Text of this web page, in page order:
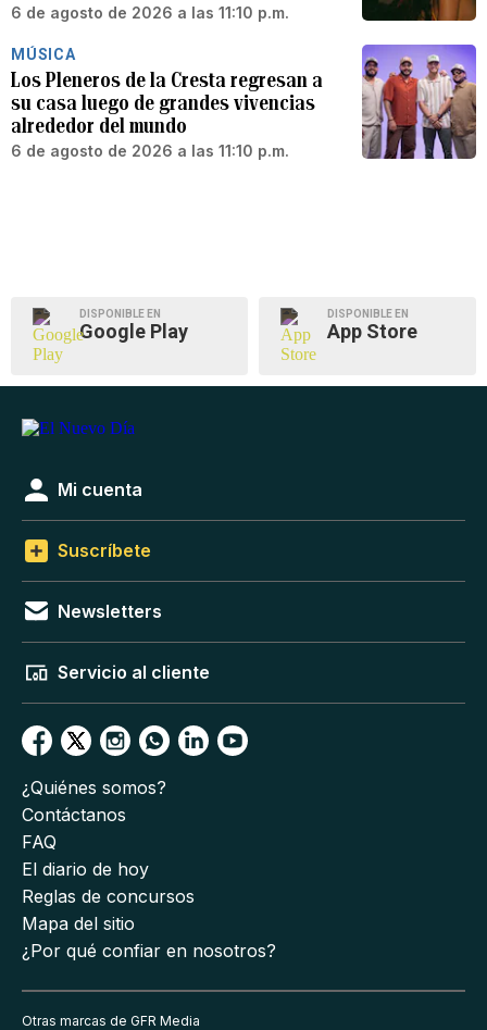
6 de agosto de 2026 a las 11:10 p.m.
MÚSICA
Los Pleneros de la Cresta regresan a
su casa luego de grandes vivencias
alrededor del mundo
6 de agosto de 2026 a las 11:10 p.m.
DISPONIBLE EN
Google Play
DISPONIBLE EN
App Store
Mi cuenta
Suscríbete
Newsletters
Servicio al cliente
¿Quiénes somos?
Contáctanos
FAQ
El diario de hoy
Reglas de concursos
Mapa del sitio
¿Por qué confiar en nosotros?
Otras marcas de GFR Media